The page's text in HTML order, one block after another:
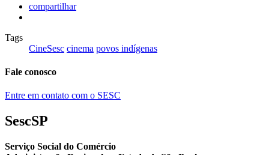
compartilhar
Tags
CineSesc cinema povos indígenas
Fale conosco
Entre em contato com o SESC
SescSP
Serviço Social do Comércio